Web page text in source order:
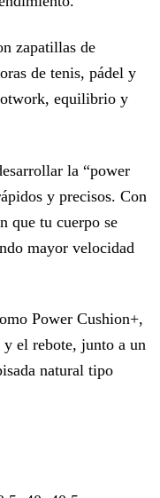
zapatillas de
de tenis, pádel y
equilibrio y
la “power
y precisos. Con
que tu cuerpo se
mayor velocidad
Power Cushion+,
el rebote, junto a un
natural tipo